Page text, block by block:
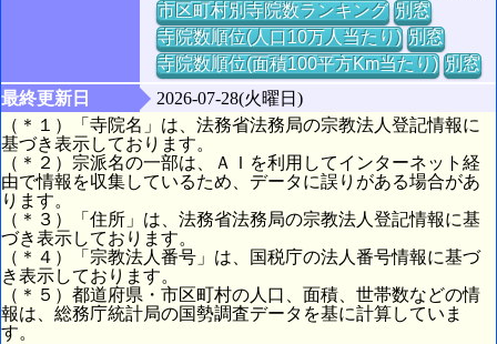
市区町村別寺院数ランキング 別窓
寺院数順位(人口10万人当たり) 別窓
寺院数順位(面積100平方Km当たり) 別窓
最終更新日
2026-07-28(火曜日)
（＊１）「寺院名」は、法務省法務局の宗教法人登記情報に
基づき表示しております。
（＊２）宗派名の一部は、ＡＩを利用してインターネット経
由で情報を収集しているため、データに誤りがある場合があ
ります。
（＊３）「住所」は、法務省法務局の宗教法人登記情報に基
づき表示しております。
（＊４）「宗教法人番号」は、国税庁の法人番号情報に基づ
き表示しております。
（＊５）都道府県・市区町村の人口、面積、世帯数などの情
報は、総務庁統計局の国勢調査データを基に計算していま
す。